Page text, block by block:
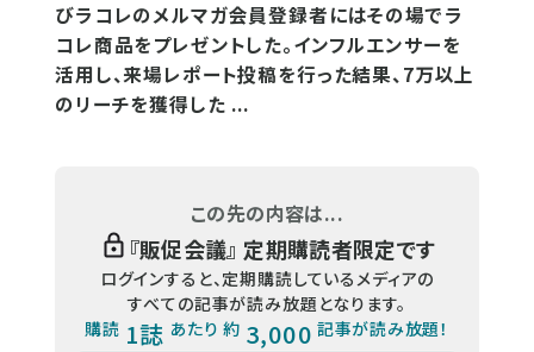
びラコレのメルマガ会員登録者にはその場でラ
コレ商品をプレゼントした。インフルエンサーを
活用し、来場レポート投稿を行った結果、7万以上
のリーチを獲得した ...
この先の内容は...
『販促会議』 定期購読者限定です
ログインすると、定期購読しているメディアの
すべての記事が読み放題となります。
購読 1誌 あたり 約 3,000 記事が読み放題！